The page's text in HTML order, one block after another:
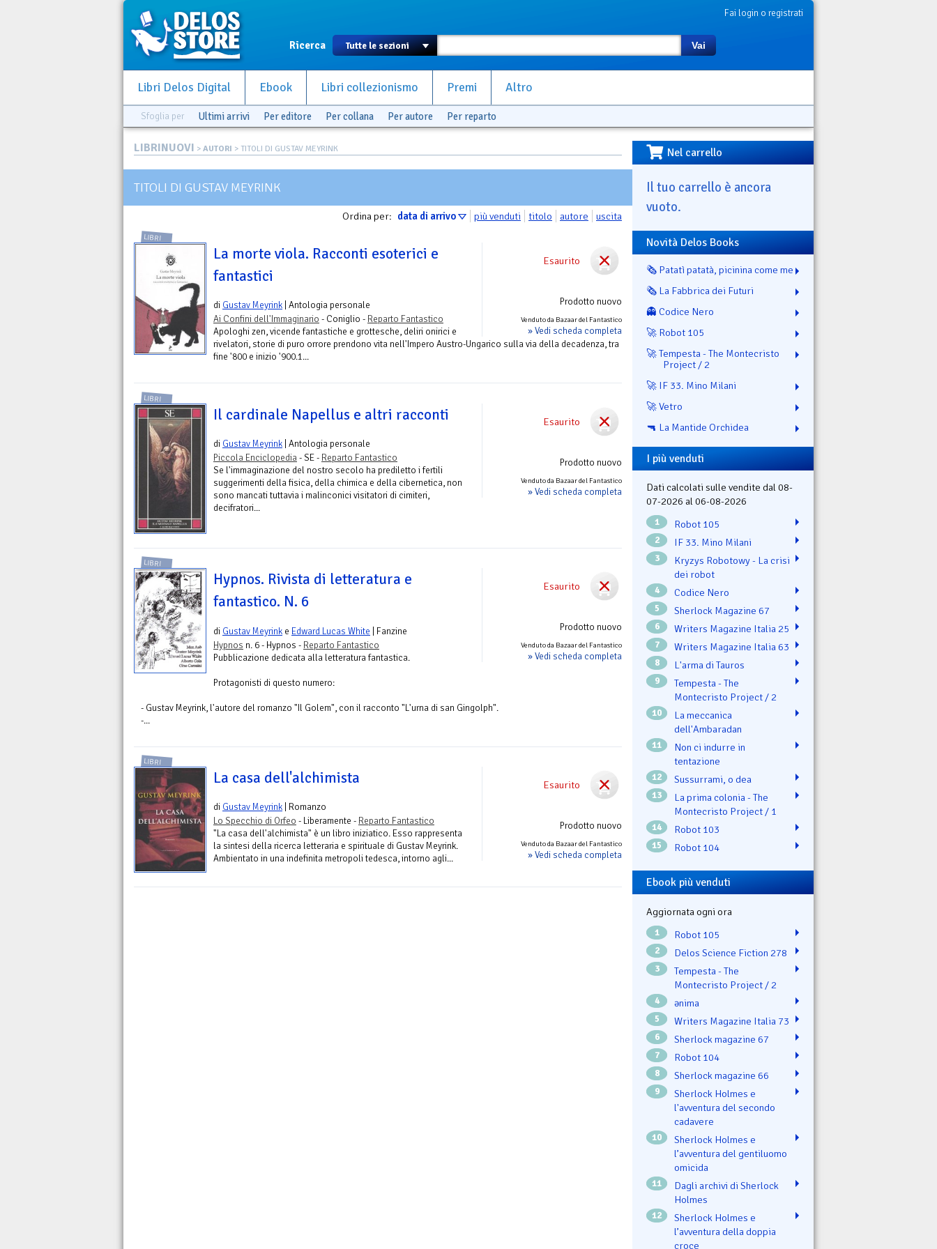
Fai login o registrati
Ricerca Vai
Libri Delos Digital Ebook Libri collezionismo Premi Altro
Sfoglia per Ultimi arrivi Per editore Per collana Per autore Per reparto
LIBRINUOVI > AUTORI > TITOLI DI GUSTAV MEYRINK
TITOLI DI GUSTAV MEYRINK
Ordina per: data di arrivo più venduti titolo autore uscita
Esaurito
Prodotto nuovo
Venduto da Bazaar del Fantastico
» Vedi scheda completa
LIBRI
La morte viola. Racconti esoterici e
fantastici
di Gustav Meyrink | Antologia personale
Ai Confini dell'Immaginario - Coniglio - Reparto Fantastico
Apologhi zen, vicende fantastiche e grottesche, deliri onirici e
rivelatori, storie di puro orrore prendono vita nell'Impero Austro-Ungarico sulla via della decadenza, tra
fine '800 e inizio '900.1...
Esaurito
Prodotto nuovo
Venduto da Bazaar del Fantastico
» Vedi scheda completa
LIBRI
Il cardinale Napellus e altri racconti
di Gustav Meyrink | Antologia personale
Piccola Enciclopedia- SE - Reparto Fantastico
Se l'immaginazione del nostro secolo ha prediletto i fertili
suggerimenti della fisica, della chimica e della cibernetica, non
sono mancati tuttavia i malinconici visitatori di cimiteri,
decifratori...
Esaurito
Prodotto nuovo
Venduto da Bazaar del Fantastico
» Vedi scheda completa
LIBRI
Hypnos. Rivista di letteratura e
fantastico. N. 6
di Gustav Meyrink e Edward Lucas White | Fanzine
Hypnos n. 6 - Hypnos - Reparto Fantastico
Pubblicazione dedicata alla letteratura fantastica.
Protagonisti di questo numero:
- Gustav Meyrink, l'autore del romanzo "Il Golem", con il racconto "L'urna di san Gingolph".
-...
Esaurito
Prodotto nuovo
Venduto da Bazaar del Fantastico
» Vedi scheda completa
LIBRI
La casa dell'alchimista
di Gustav Meyrink | Romanzo
Lo Specchio di Orfeo - Liberamente - Reparto Fantastico
"La casa dell'alchimista" è un libro iniziatico. Esso rappresenta
la sintesi della ricerca letteraria e spirituale di Gustav Meyrink.
Ambientato in una indefinita metropoli tedesca, intorno agli...
Nel carrello
Il tuo carrello è ancora
vuoto.
Novità Delos Books
🗞️ Patatì patatà, picinina come me
🗞️ La Fabbrica dei Futuri
👻 Codice Nero
🚀 Robot 105
🚀 Tempesta - The Montecristo
Project / 2
🚀 IF 33. Mino Milani
🚀 Vetro
🔫 La Mantide Orchidea
I più venduti
Dati calcolati sulle vendite dal 08-
07-2026 al 06-08-2026
1 Robot 105
2 IF 33. Mino Milani
3
Kryzys Robotowy - La crisi
dei robot
4 Codice Nero
5 Sherlock Magazine 67
6 Writers Magazine Italia 25
7 Writers Magazine Italia 63
8 L'arma di Tauros
9
Tempesta - The
Montecristo Project / 2
10
La meccanica
dell'Ambaradan
11
Non ci indurre in
tentazione
12 Sussurrami, o dea
13
La prima colonia - The
Montecristo Project / 1
14 Robot 103
15 Robot 104
Ebook più venduti
Aggiornata ogni ora
1 Robot 105
2 Delos Science Fiction 278
3
Tempesta - The
Montecristo Project / 2
4 ənima
5 Writers Magazine Italia 73
6 Sherlock magazine 67
7 Robot 104
8 Sherlock magazine 66
9
Sherlock Holmes e
l'avventura del secondo
cadavere
10
Sherlock Holmes e
l’avventura del gentiluomo
omicida
11
Dagli archivi di Sherlock
Holmes
12
Sherlock Holmes e
l’avventura della doppia
croce